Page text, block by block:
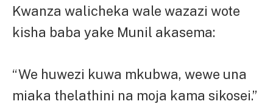
Kwanza walicheka wale wazazi wote
kisha baba yake Munil akasema:
“We huwezi kuwa mkubwa, wewe una
miaka thelathini na moja kama sikosei.”